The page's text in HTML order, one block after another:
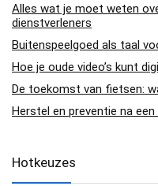
Alles wat je moet weten
dienstverleners
Buitenspeelgoed als taal
Hoe je oude video’s kunt
De toekomst van fietsen:
Herstel en preventie na
Hotkeuzes